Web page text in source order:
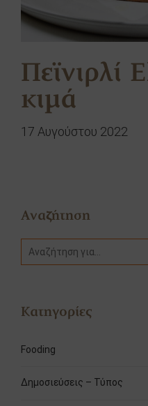
Πεϊνιρλί
κιμά
17 Αυγούστου 2022
Αναζήτηση
Κατηγορίες
Fooding
Δημοσιεύσεις – Τύπος